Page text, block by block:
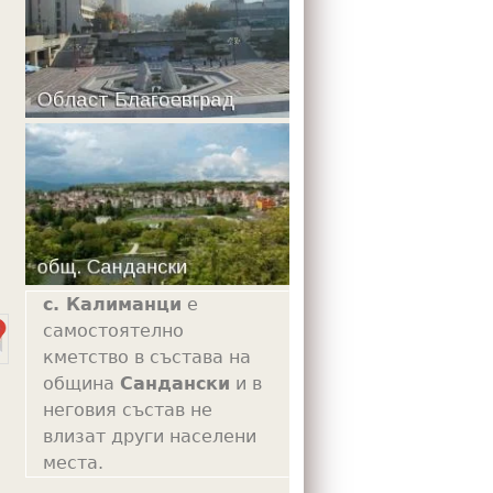
с. Калиманци е
самостоятелно
кметство в състава на
община Сандански и в
неговия състав не
влизат други населени
места.